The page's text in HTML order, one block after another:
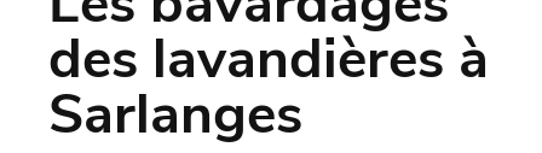
des lavandières à
Sarlanges